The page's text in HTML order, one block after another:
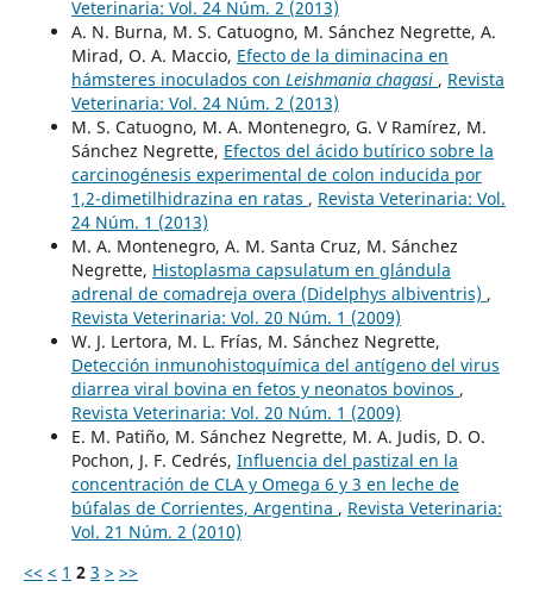
Veterinaria: Vol. 24 Núm. 2 (2013)
A. N. Burna, M. S. Catuogno, M. Sánchez Negrette, A.
Mirad, O. A. Maccio, Efecto de la diminacina en
hámsteres inoculados con Leishmania chagasi , Revista
Veterinaria: Vol. 24 Núm. 2 (2013)
M. S. Catuogno, M. A. Montenegro, G. V Ramírez, M.
Sánchez Negrette, Efectos del ácido butírico sobre la
carcinogénesis experimental de colon inducida por
1,2-dimetilhidrazina en ratas , Revista Veterinaria: Vol.
24 Núm. 1 (2013)
M. A. Montenegro, A. M. Santa Cruz, M. Sánchez
Negrette, Histoplasma capsulatum en glándula
adrenal de comadreja overa (Didelphys albiventris) ,
Revista Veterinaria: Vol. 20 Núm. 1 (2009)
W. J. Lertora, M. L. Frías, M. Sánchez Negrette,
Detección inmunohistoquímica del antígeno del virus
diarrea viral bovina en fetos y neonatos bovinos ,
Revista Veterinaria: Vol. 20 Núm. 1 (2009)
E. M. Patiño, M. Sánchez Negrette, M. A. Judis, D. O.
Pochon, J. F. Cedrés, Influencia del pastizal en la
concentración de CLA y Omega 6 y 3 en leche de
búfalas de Corrientes, Argentina , Revista Veterinaria:
Vol. 21 Núm. 2 (2010)
<< < 1 2 3 > >>